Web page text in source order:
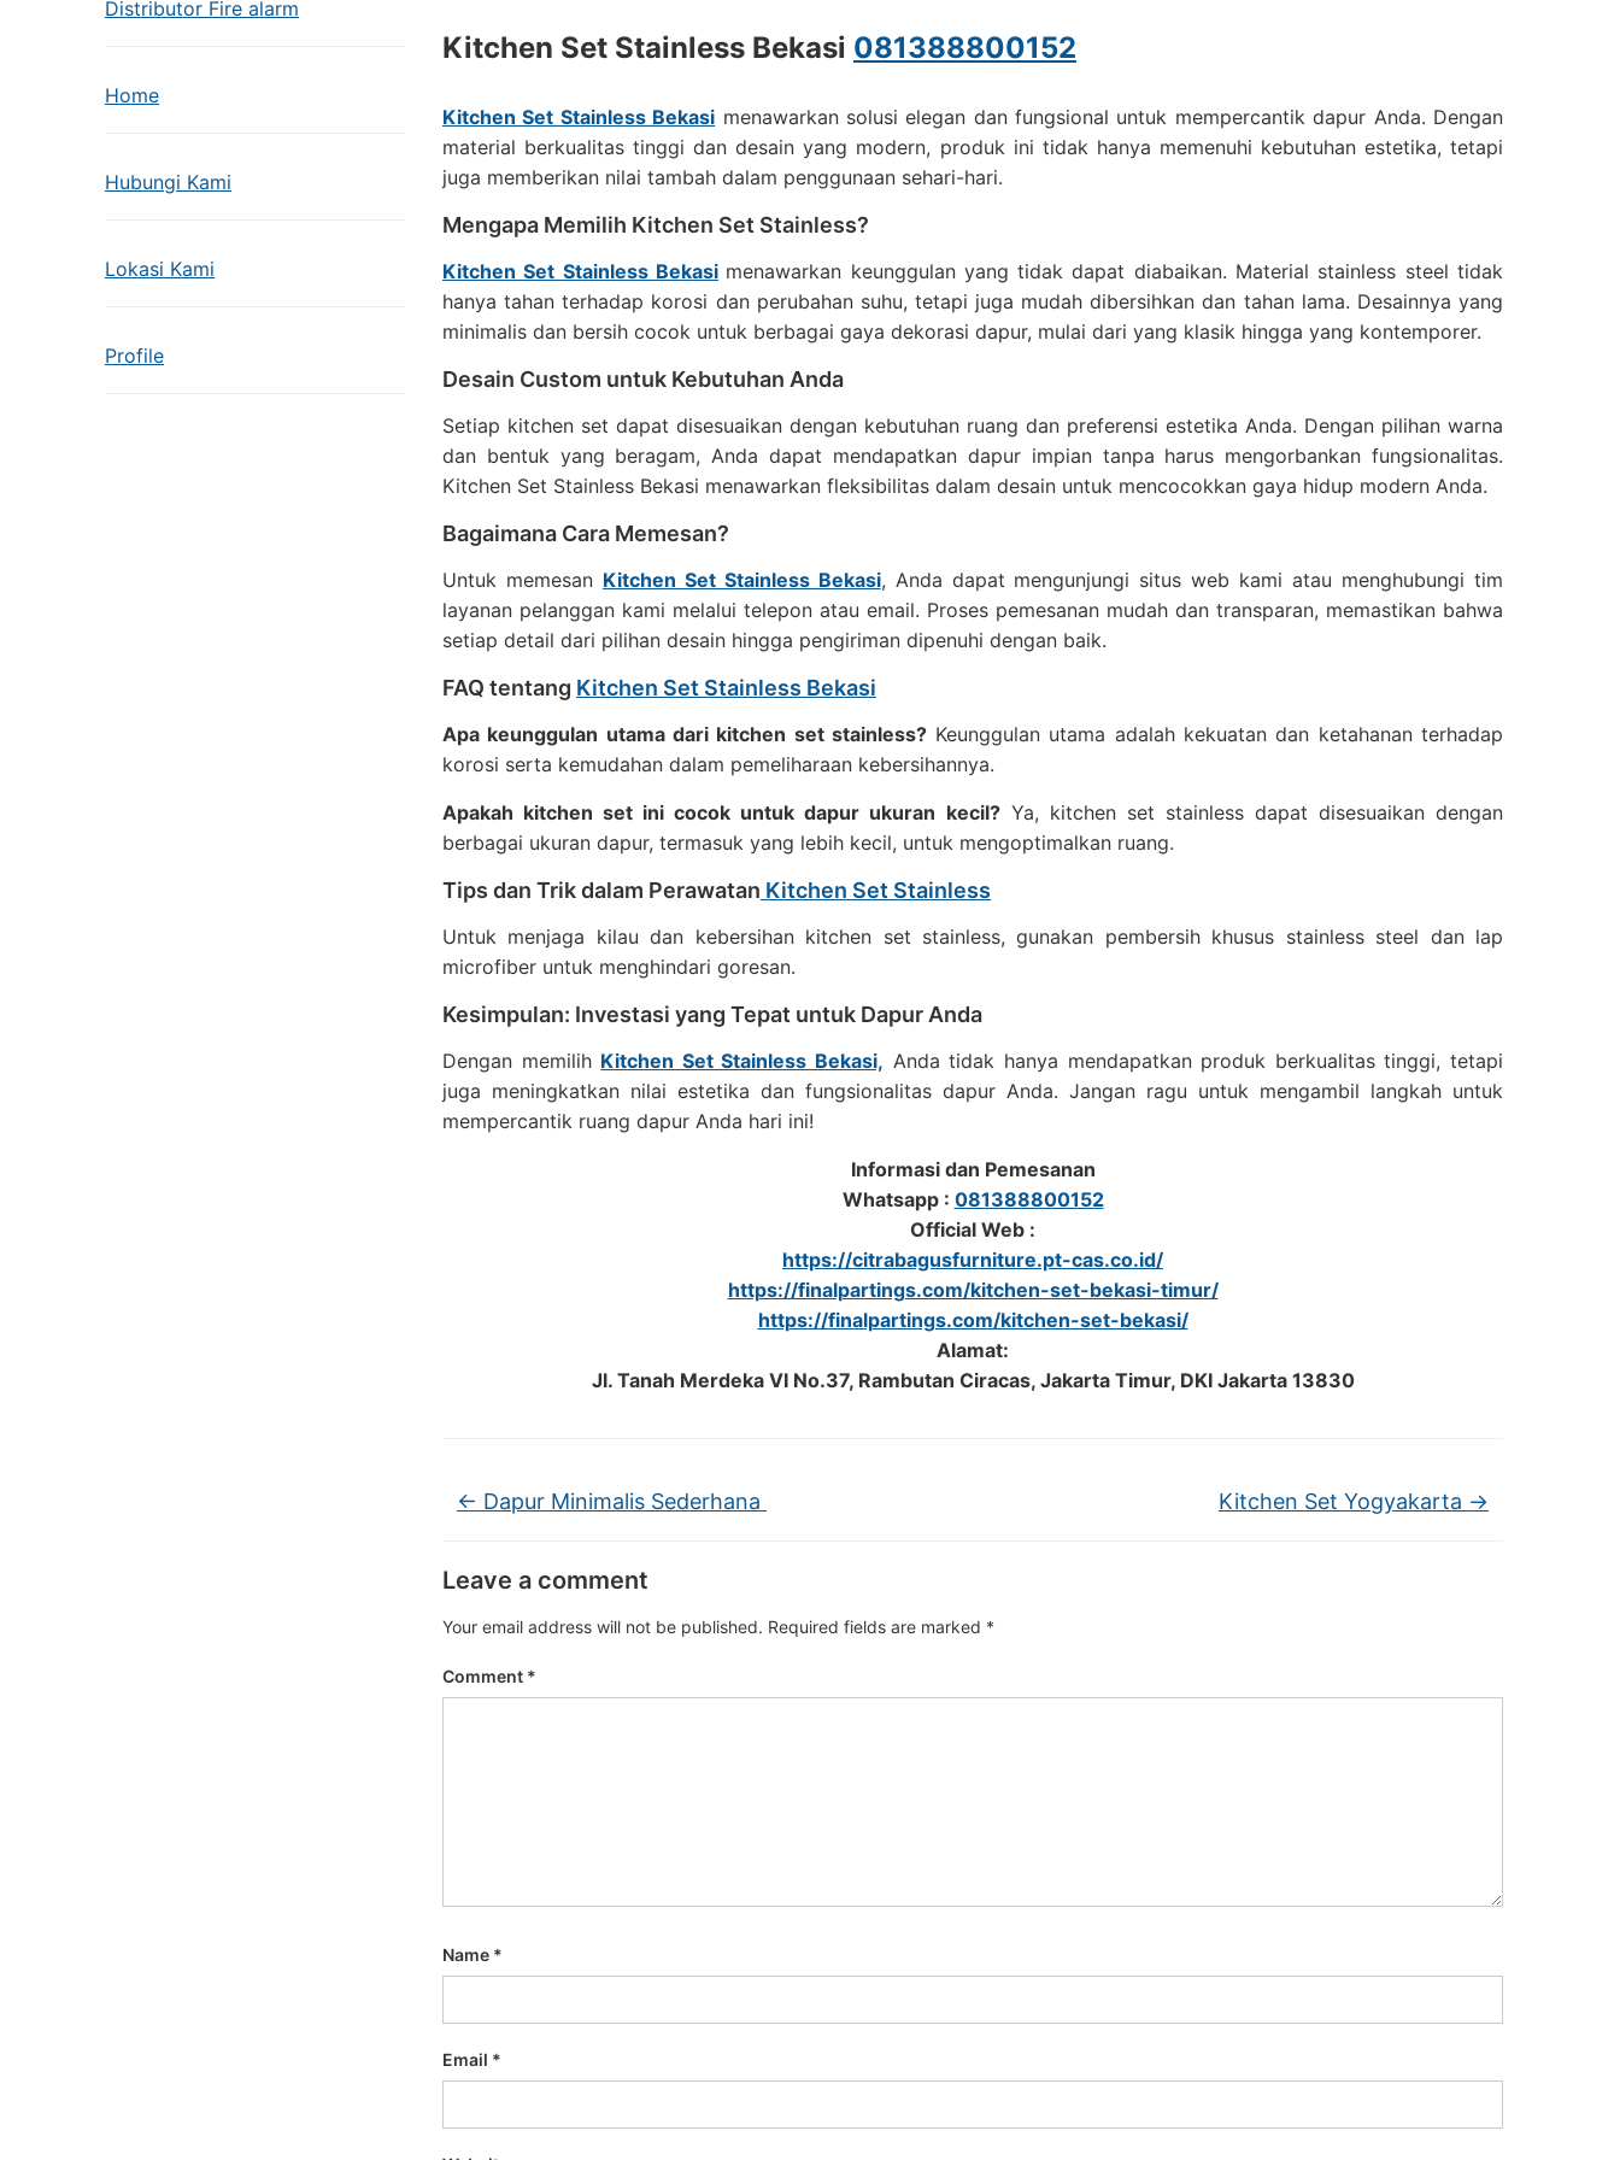
Distributor Fire alarm
Home
Hubungi Kami
Lokasi Kami
Profile
Kitchen Set Stainless Bekasi 081388800152
Kitchen Set Stainless Bekasi menawarkan solusi elegan dan fungsional untuk mempercantik dapur Anda. Dengan
material berkualitas tinggi dan desain yang modern, produk ini tidak hanya memenuhi kebutuhan estetika, tetapi
juga memberikan nilai tambah dalam penggunaan sehari-hari.
Mengapa Memilih Kitchen Set Stainless?
Kitchen Set Stainless Bekasi menawarkan keunggulan yang tidak dapat diabaikan. Material stainless steel tidak
hanya tahan terhadap korosi dan perubahan suhu, tetapi juga mudah dibersihkan dan tahan lama. Desainnya yang
minimalis dan bersih cocok untuk berbagai gaya dekorasi dapur, mulai dari yang klasik hingga yang kontemporer.
Desain Custom untuk Kebutuhan Anda
Setiap kitchen set dapat disesuaikan dengan kebutuhan ruang dan preferensi estetika Anda. Dengan pilihan warna
dan bentuk yang beragam, Anda dapat mendapatkan dapur impian tanpa harus mengorbankan fungsionalitas.
Kitchen Set Stainless Bekasi menawarkan fleksibilitas dalam desain untuk mencocokkan gaya hidup modern Anda.
Bagaimana Cara Memesan?
Untuk memesan Kitchen Set Stainless Bekasi, Anda dapat mengunjungi situs web kami atau menghubungi tim
layanan pelanggan kami melalui telepon atau email. Proses pemesanan mudah dan transparan, memastikan bahwa
setiap detail dari pilihan desain hingga pengiriman dipenuhi dengan baik.
FAQ tentang Kitchen Set Stainless Bekasi
Apa keunggulan utama dari kitchen set stainless?Keunggulan utama adalah kekuatan dan ketahanan terhadap
korosi serta kemudahan dalam pemeliharaan kebersihannya.
Apakah kitchen set ini cocok untuk dapur ukuran kecil?Ya, kitchen set stainless dapat disesuaikan dengan
berbagai ukuran dapur, termasuk yang lebih kecil, untuk mengoptimalkan ruang.
Tips dan Trik dalam Perawatan Kitchen Set Stainless
Untuk menjaga kilau dan kebersihan kitchen set stainless, gunakan pembersih khusus stainless steel dan lap
microfiber untuk menghindari goresan.
Kesimpulan: Investasi yang Tepat untuk Dapur Anda
Dengan memilih Kitchen Set Stainless Bekasi, Anda tidak hanya mendapatkan produk berkualitas tinggi, tetapi
juga meningkatkan nilai estetika dan fungsionalitas dapur Anda. Jangan ragu untuk mengambil langkah untuk
mempercantik ruang dapur Anda hari ini!
Informasi dan Pemesanan
Whatsapp : 081388800152
Official Web :
https://citrabagusfurniture.pt-cas.co.id/
https://finalpartings.com/kitchen-set-bekasi-timur/
https://finalpartings.com/kitchen-set-bekasi/
Alamat:
Jl. Tanah Merdeka VI No.37, Rambutan Ciracas, Jakarta Timur, DKI Jakarta 13830
← Dapur Minimalis Sederhana Kitchen Set Yogyakarta →
Leave a comment
Your email address will not be published. Required fields are marked *
Comment *
Name *
Email *